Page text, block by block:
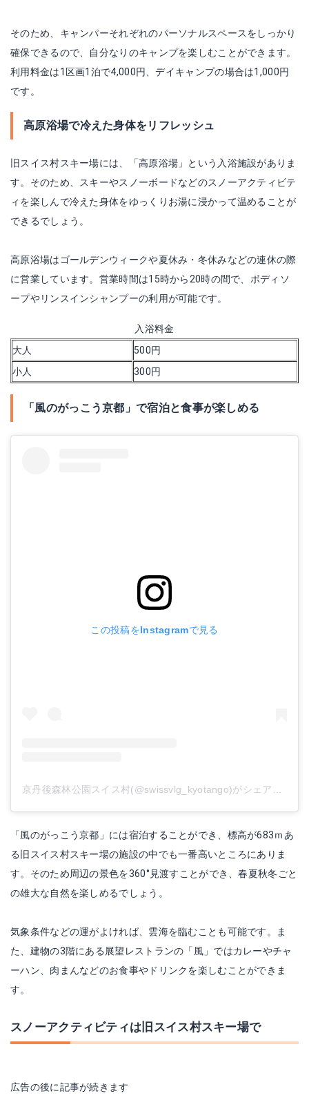
そのため、キャンパーそれぞれのパーソナルスペースをしっかり
確保できるので、自分なりのキャンプを楽しむことができます。
利用料金は1区画1泊で4,000円、デイキャンプの場合は1,000円
です。
高原浴場で冷えた身体をリフレッシュ
旧スイス村スキー場には、「高原浴場」という入浴施設がありま
す。そのため、スキーやスノーボードなどのスノーアクティビテ
ィを楽しんで冷えた身体をゆっくりお湯に浸かって温めることが
できるでしょう。
高原浴場はゴールデンウィークや夏休み・冬休みなどの連休の際
に営業しています。営業時間は15時から20時の間で、ボディソ
ープやリンスインシャンプーの利用が可能です。
入浴料金
大人
500円
小人
300円
「風のがっこう京都」で宿泊と食事が楽しめる
この投稿をInstagramで見る
「風のがっこう京都」には宿泊することができ、標高が683ｍあ
る旧スイス村スキー場の施設の中でも一番高いところにありま
す。そのため周辺の景色を360°見渡すことができ、春夏秋冬ごと
の雄大な自然を楽しめるでしょう。
気象条件などの運がよければ、雲海を臨むことも可能です。ま
た、建物の3階にある展望レストランの「風」ではカレーやチャ
ーハン、肉まんなどのお食事やドリンクを楽しむことができま
す。
スノーアクティビティは旧スイス村スキー場で
広告の後に記事が続きます